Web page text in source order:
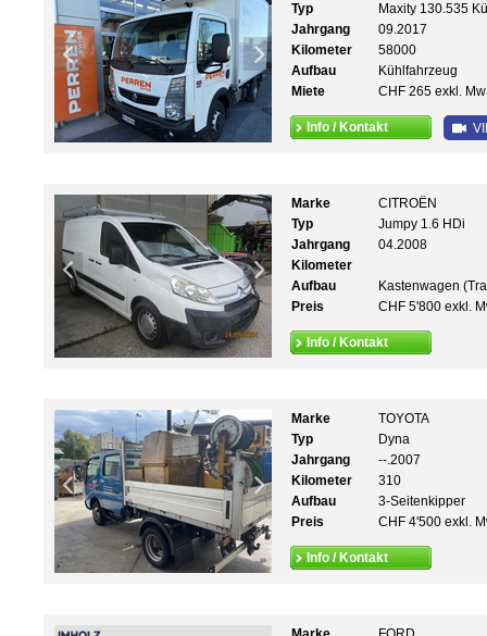
Typ
Maxity 130.535
Jahrgang
09.2017
Kilometer
58000
Aufbau
Kühlfahrzeug
Miete
CHF 265 exkl.
Info / Kontakt
Marke
CITROËN
Typ
Jumpy 1.6 HDi
Jahrgang
04.2008
Kilometer
Aufbau
Kastenwagen
Preis
CHF 5'800 exkl.
Info / Kontakt
Marke
TOYOTA
Typ
Dyna
Jahrgang
--.2007
Kilometer
310
Aufbau
3-Seitenkipper
Preis
CHF 4'500 exkl.
Info / Kontakt